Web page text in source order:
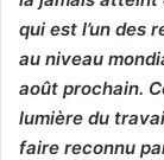
qui est l’un des
au niveau
août prochain.
lumière du
faire reconnu